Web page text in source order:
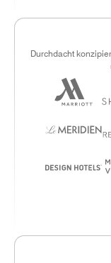
Durchdacht